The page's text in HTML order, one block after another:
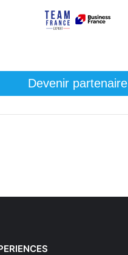
Devenir partenaire